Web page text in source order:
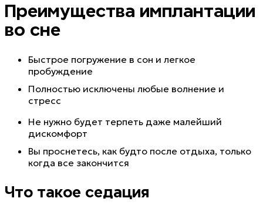
Преимущества имплантации
во сне
Быстрое погружение в сон и легкое
пробуждение
Полностью исключены любые волнение и
стресс
Не нужно будет терпеть даже малейший
дискомфорт
Вы проснетесь, как будто после отдыха, только
когда все закончится
Что такое седация